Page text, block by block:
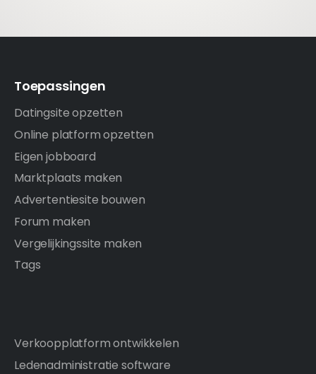
Toepassingen
Datingsite opzetten
Online platform opzetten
Eigen jobboard
Marktplaats maken
Advertentiesite bouwen
Forum maken
Vergelijkingssite maken
Tags
Verkoopplatform ontwikkelen
Ledenadministratie software